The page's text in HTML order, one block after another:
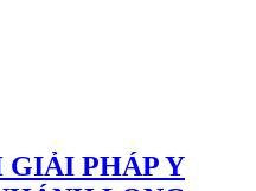
GIẢI PHÁP Y